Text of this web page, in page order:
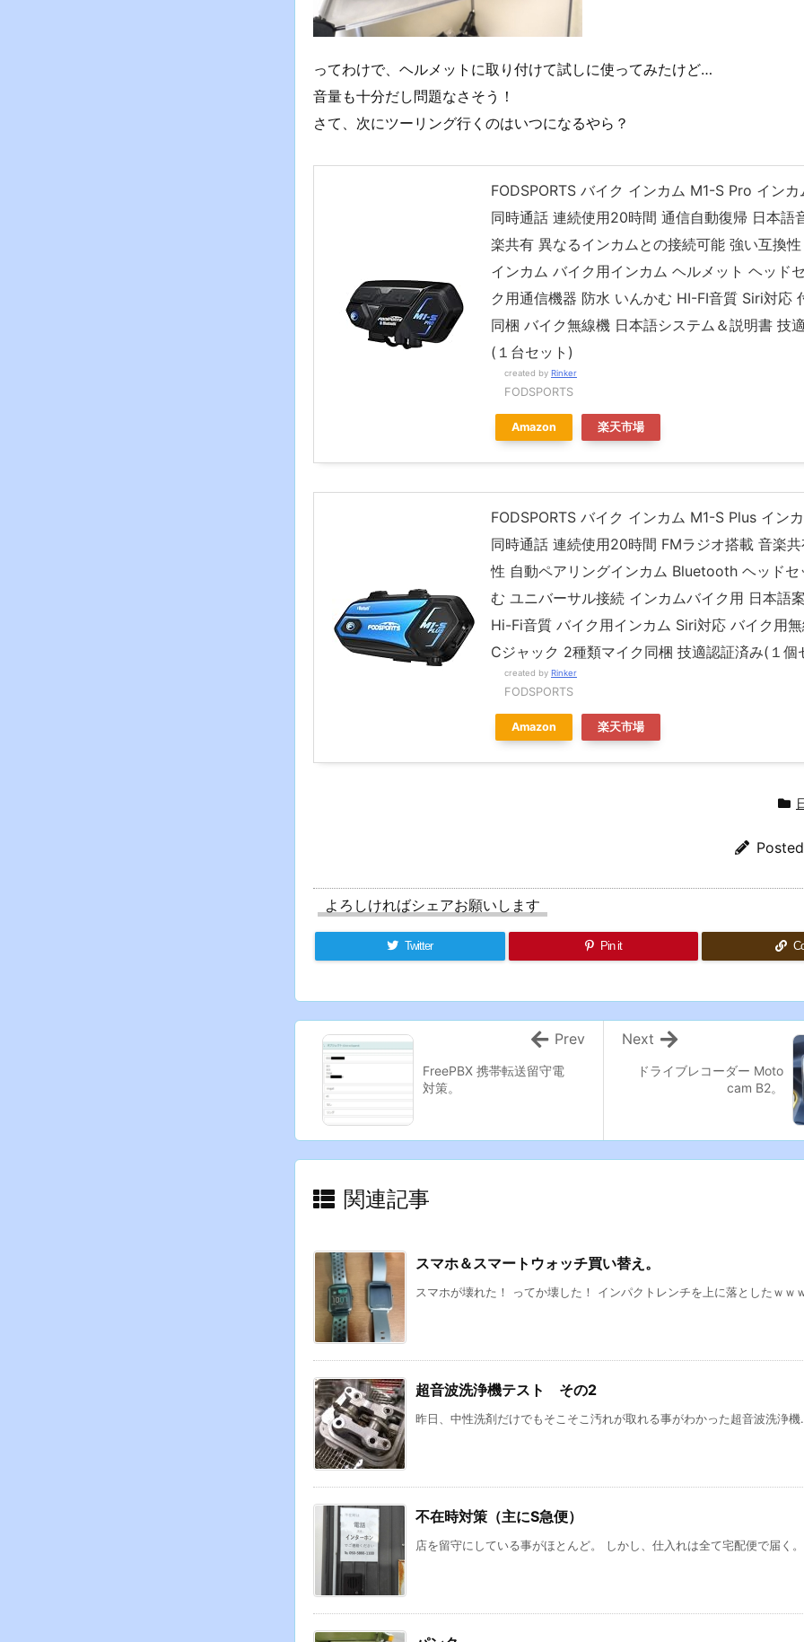
ってわけで、ヘルメットに取り付けて試しに使ってみたけど…
音量も十分だし問題なさそう！
さて、次にツーリング行くのはいつになるやら？
FODSPORTS バイク インカム M1-S Pro イン
同時通話 連続使用20時間 通信自動復帰 日本語
楽共有 異なるインカムとの接続可能 強い互換
インカム バイク用インカム ヘルメット ヘッド
ク用通信機器 防水 いんかむ HI-FI音質 Siri対応
同梱 バイク無線機 日本語システム＆説明書 技
(１台セット)
created by Rinker
FODSPORTS
Amazon 楽天市場
FODSPORTS バイク インカム M1-S Plus イン
同時通話 連続使用20時間 FMラジオ搭載 音楽
性 自動ペアリングインカム Bluetooth ヘッドセ
む ユニバーサル接続 インカムバイク用 日本語
Hi-Fi音質 バイク用インカム Siri対応 バイク用
Cジャック 2種類マイク同梱 技適認証済み(１個
created by Rinker
FODSPORTS
Amazon 楽天市場
よろしければシェアお願いします
Twitter Pin it
ドライブレコーダー Moto
cam B2。
Next
FreePBX 携帯転送留守電
対策。
Prev
関連記事
スマホ＆スマートウォッチ買い替え。
スマホが壊れた！ ってか壊した！ インパクトレンチを上に落としたｗｗ
超音波洗浄機テスト その2
昨日、中性洗剤だけでもそこそこ汚れが取れる事がわかった超音波洗浄
不在時対策（主にS急便）
店を留守にしている事がほとんど。 しかし、仕入れは全て宅配便で届く